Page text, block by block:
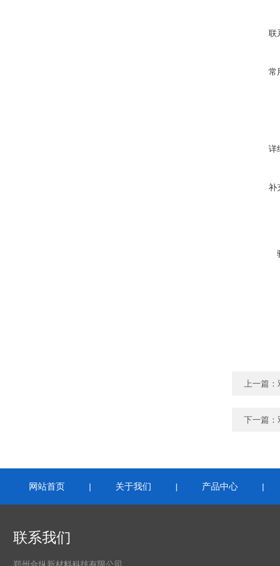
联
常
详
补
上一篇：
下一篇：
网站首页 | 关于我们 | 产品中心 |
联系我们